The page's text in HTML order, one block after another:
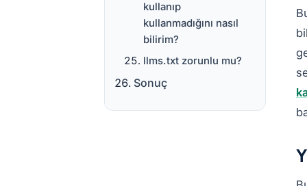
kullanıp
kullanmadığını nasıl
bilirim?
llms.txt zorunlu mu?
Sonuç